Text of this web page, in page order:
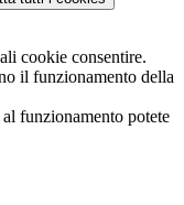
cookie consentire.
il funzionamento della
funzionamento potete